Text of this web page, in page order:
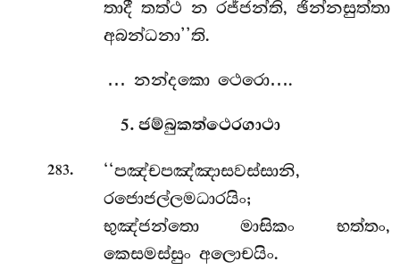
තාදී තත්ථ න රජ්ජන්ති, ඡින්නසුත්තා
අබන්ධනා’’ති.
… නන්දකො ථෙරො….
5. ජම්බුකත්ථෙරගාථා
283.
‘‘පඤ්චපඤ්ඤාසවස්සානි,
රජොජල්ලමධාරයිං;
භුඤ්ජන්තො මාසිකං භත්තං,
කෙසමස්සුං අලොචයිං.